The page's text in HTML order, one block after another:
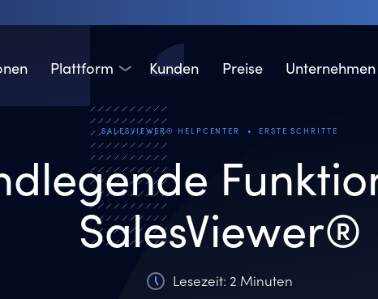
Plattform Kunden Preise Unternehmen
SALESVIEWER® HELPCENTER • ERSTE SCHRITTE
SalesViewer®
Lesezeit: 2 Minuten